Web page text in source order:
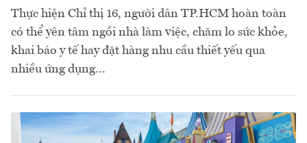
Thực hiện Chỉ thị 16, người dân TP.HCM hoàn toàn
có thể yên tâm ngồi nhà làm việc, chăm lo sức khỏe,
khai báo y tế hay đặt hàng nhu cầu thiết yếu qua
nhiều ứng dụng…